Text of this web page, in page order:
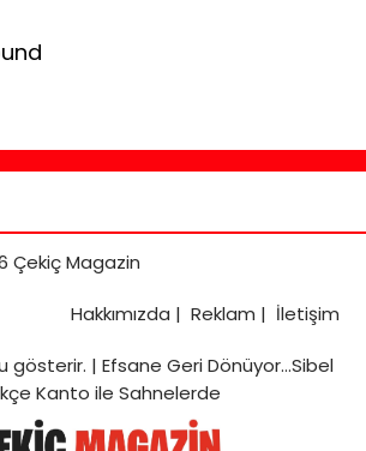
Çekiç Magazin
Hakkımızda | Reklam | İletişim
gösterir. | Efsane Geri Dönüyor…Sibel
Kanto ile Sahnelerde